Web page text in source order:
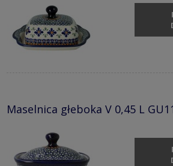
Maselnica głeboka V 0,45 L